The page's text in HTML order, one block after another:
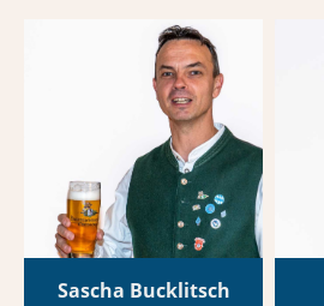
Sascha Bucklitsch